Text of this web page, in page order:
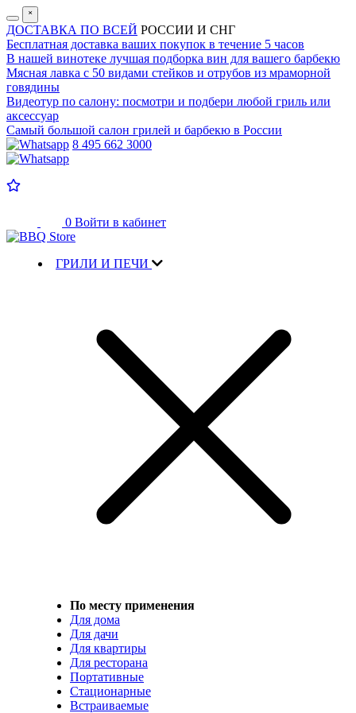
˟
ДОСТАВКА ПО ВСЕЙ РОССИИ И СНГ
Бесплатная доставка ваших покупок в течение 5 часов
В нашей винотеке лучшая подборка вин для вашего барбекю
Мясная лавка с 50 видами стейков и отрубов из мраморной
говядины
Видеотур по салону: посмотри и подбери любой гриль или
аксессуар
Самый большой салон грилей и барбекю в России
8 495 662 3000
0 Войти в кабинет
ГРИЛИ И ПЕЧИ
По месту применения
Для дома
Для дачи
Для квартиры
Для ресторана
Портативные
Стационарные
Встраиваемые